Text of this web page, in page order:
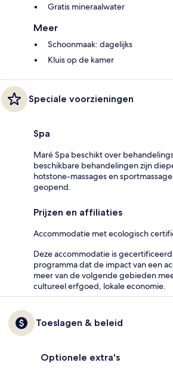
Gratis mineraalwater
Meer
Schoonmaak: dagelijks
Kluis op de kamer
Speciale voorzieningen
Spa
Maré Spa beschikt over
beschikbare behandelingen zijn
hotstone-massages en
geopend.
Prijzen en affiliaties
Accommodatie met ecologisch
Deze accommodatie is
programma dat de impact van een
meer van de volgende gebieden
cultureel erfgoed, lokale economie.
Toeslagen & beleid
Optionele extra's